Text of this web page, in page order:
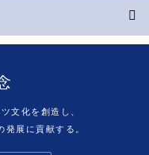
文化を創造し、
展に貢献する。